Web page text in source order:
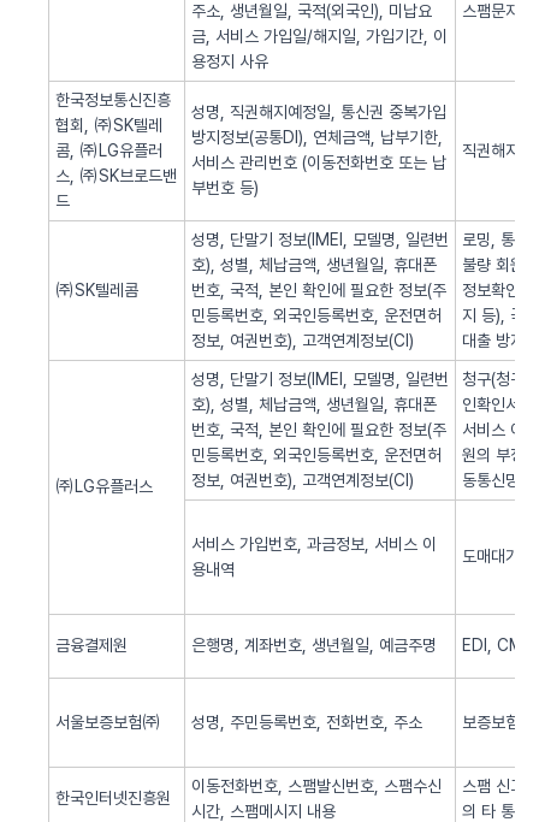
주소, 생년월일, 국적(외국인), 미납요
금, 서비스 가입일/해지일, 가입기간, 이
용정지 사유
스팸문자
한국정보통신진흥
협회, ㈜SK텔레
콤, ㈜LG유플러
스, ㈜SK브로드밴
드
성명, 직권해지예정일, 통신권 중복가입
방지정보(공통DI), 연체금액, 납부기한,
서비스 관리번호 (이동전화번호 또는 납
부번호 등)
직권해지
㈜SK텔레콤
성명, 단말기 정보(IMEI, 모델명, 일련번
호), 성별, 체납금액, 생년월일, 휴대폰
번호, 국적, 본인 확인에 필요한 정보(주
민등록번호, 외국인등록번호, 운전면허
정보, 여권번호), 고객연계정보(CI)
로밍, 통화
불량 회원
정보확인,
지 등), 국
대출 방지,
㈜LG유플러스
성명, 단말기 정보(IMEI, 모델명, 일련번
호), 성별, 체납금액, 생년월일, 휴대폰
번호, 국적, 본인 확인에 필요한 정보(주
민등록번호, 외국인등록번호, 운전면허
정보, 여권번호), 고객연계정보(CI)
청구(청구
인확인서
서비스 이
원의 부정
동통신망
서비스 가입번호, 과금정보, 서비스 이
용내역
도매대가
금융결제원 은행명, 계좌번호, 생년월일, 예금주명 EDI, CMS
서울보증보험㈜ 성명, 주민등록번호, 전화번호, 주소 보증보험
한국인터넷진흥원
이동전화번호, 스팸발신번호, 스팸수신
시간, 스팸메시지 내용
스팸 신고
의 타 통신